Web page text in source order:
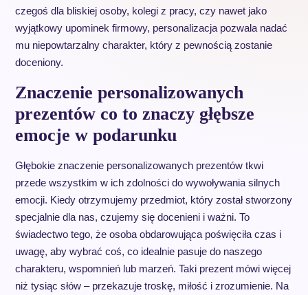
czegoś dla bliskiej osoby, kolegi z pracy, czy nawet jako
wyjątkowy upominek firmowy, personalizacja pozwala nadać
mu niepowtarzalny charakter, który z pewnością zostanie
doceniony.
Znaczenie personalizowanych
prezentów co to znaczy głębsze
emocje w podarunku
Głębokie znaczenie personalizowanych prezentów tkwi
przede wszystkim w ich zdolności do wywoływania silnych
emocji. Kiedy otrzymujemy przedmiot, który został stworzony
specjalnie dla nas, czujemy się docenieni i ważni. To
świadectwo tego, że osoba obdarowująca poświęciła czas i
uwagę, aby wybrać coś, co idealnie pasuje do naszego
charakteru, wspomnień lub marzeń. Taki prezent mówi więcej
niż tysiąc słów – przekazuje troskę, miłość i zrozumienie. Na